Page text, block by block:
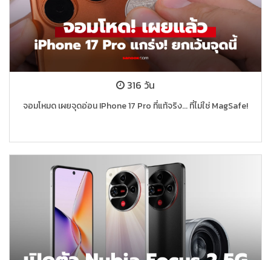
316 วัน
จอมโหมด เผยจุดอ่อน IPhone 17 Pro ที่แท้จริง... ที่ไม่ใช่ MagSafe!